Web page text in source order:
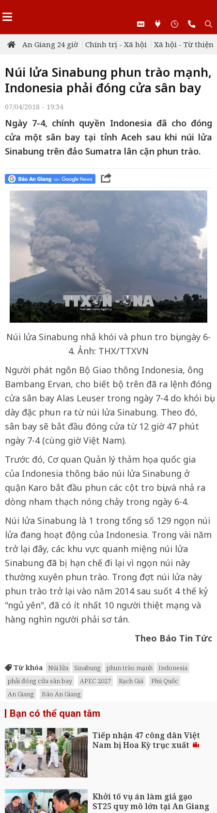
An Giang 24 giờ Chính trị - Xã hội Xã hội - Từ thiện
Núi lửa Sinabung phun trào mạnh,
Indonesia phải đóng cửa sân bay
07/04/2018 - 19:34
Ngày 7-4, chính quyền Indonesia đã cho đóng
cửa một sân bay tại tỉnh Aceh sau khi núi lửa
Sinabung trên đảo Sumatra lân cận phun trào.
Núi lửa Sinabung nhả khói và phun tro bụi ngày 6-
4. Ảnh: THX/TTXVN
Người phát ngôn Bộ Giao thông Indonesia, ông
Bambang Ervan, cho biết bộ trên đã ra lệnh đóng
cửa sân bay Alas Leuser trong ngày 7-4 do khói bụi
dày đặc phun ra từ núi lửa Sinabung. Theo đó,
sân bay sẽ bắt đầu đóng cửa từ 12 giờ 47 phút
ngày 7-4 (cùng giờ Việt Nam).
Trước đó, Cơ quan Quản lý thảm họa quốc gia
của Indonesia thông báo núi lửa Sinabung ở
quận Karo bắt đầu phun các cột tro bụi và nhả ra
dòng nham thạch nóng chảy trong ngày 6-4.
Núi lửa Sinabung là 1 trong tổng số 129 ngọn núi
lửa đang hoạt động của Indonesia. Trong vài năm
trở lại đây, các khu vực quanh miệng núi lửa
Sinabung đã bị hạn chế đi lại vì ngọn núi này
thường xuyên phun trào. Trong đợt núi lửa này
phun trào trở lại vào năm 2014 sau suốt 4 thế kỷ
"ngủ yên", đã có ít nhất 10 người thiệt mạng và
hàng nghìn người phải sơ tán.
Theo Báo Tin Tức
Từ khóa Núi lửa Sinabung phun trào mạnh
Indonesia
phải đóng cửa sân bay
APEC 2027 Rạch Giá
Phú Quốc
An Giang
Báo An Giang
Bạn có thể quan tâm
Tiếp nhận 47 công dân Việt
Nam bị Hoa Kỳ trục xuất
Khởi tố vụ án làm giả gạo
ST25 quy mô lớn tại An Giang